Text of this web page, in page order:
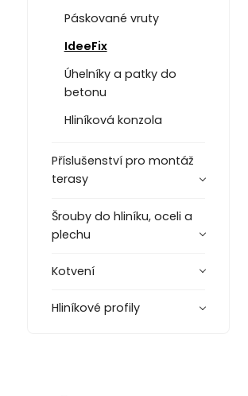
Páskované vruty
IdeeFix
Úhelníky a patky do
betonu
Hliníková konzola
Příslušenství pro montáž
terasy
Šrouby do hliníku, oceli a
plechu
Kotvení
Hliníkové profily